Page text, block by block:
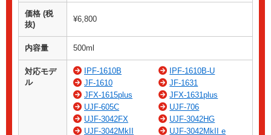
価格 (税
抜)
¥6,800
内容量 500ml
対応モデ
ル
IPF-1610B
IPF-1610B-U
JF-1610
JF-1631
JFX-1615plus
JFX-1631plus
UJF-605C
UJF-706
UJF-3042FX
UJF-3042HG
UJF-3042MkII
UJF-3042MkII e